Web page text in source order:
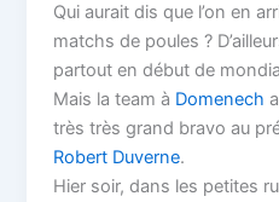
Qui aurait dis que l’on en
matchs de poules ?
partout en début de
Mais la team à Domenech
très très grand bravo au
Robert Duverne.
Hier soir, dans les petites